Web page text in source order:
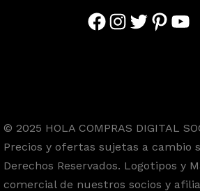
Facebook
Instagram
Twitter
© 2025 HOLA COMPRAS DIGITAL
Precios y ofertas sujetas a cambio
Derechos Reservados. Logotipos y
comercial de nuestros socios y